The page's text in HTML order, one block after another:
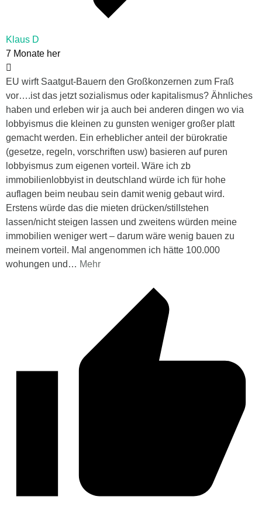
Klaus D
7 Monate her
EU wirft Saatgut-Bauern den Großkonzernen zum Fraß
vor….ist das jetzt sozialismus oder kapitalismus? Ähnliches
haben und erleben wir ja auch bei anderen dingen wo via
lobbyismus die kleinen zu gunsten weniger großer platt
gemacht werden. Ein erheblicher anteil der bürokratie
(gesetze, regeln, vorschriften usw) basieren auf puren
lobbyismus zum eigenen vorteil. Wäre ich zb
immobilienlobbyist in deutschland würde ich für hohe
auflagen beim neubau sein damit wenig gebaut wird.
Erstens würde das die mieten drücken/stillstehen
lassen/nicht steigen lassen und zweitens würden meine
immobilien weniger wert – darum wäre wenig bauen zu
meinem vorteil. Mal angenommen ich hätte 100.000
wohungen und … Mehr